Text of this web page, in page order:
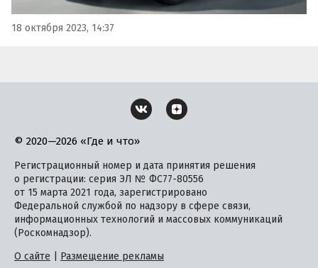
18 октября 2023, 14:37
© 2020—2026 «Где и что»
Регистрационный номер и дата принятия решения
о регистрации: серия ЭЛ № ФС77-80556
от 15 марта 2021 года, зарегистрировано
Федеральной службой по надзору в сфере связи,
информационных технологий и массовых коммуникаций
(Роскомнадзор).
О сайте
Размещение рекламы